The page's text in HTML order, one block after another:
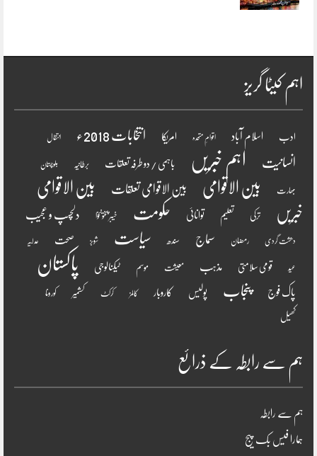
اہم کیٹا گریز
ادب اسلام آباد اقوامِ متحدہ امریکا انتخابات 2018ء انتقال
انسانیت اہم خبریں باہمی / دو طرفہ تعلقات برطانیہ بلوچستان
بھارت بین الاقوامی بین الاقوامی تعلقات
بین الاقوامی
خبریں
ترکی تعلیم توانائی حکومت خیبر پختونخوا دلچسپ و عجیب
دھشت گردی رمضان سماج سندھ سیاست شوبز صحت عدلیہ
عید قومی سلامتی مذہب معیشت موسم ٹیکنالوجی پاکستان
پاک فوج پنجاب پولیس کاروبار کالمز کرکٹ کشمیر کورونا
کھیل
ہم سے رابطہ کے ذرائع
ہم سے رابطہ
ہمارا فیس بک پیج